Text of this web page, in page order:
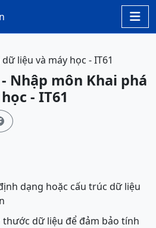

liệu và máy học - IT61
- Nhập môn Khai phá
- IT61
dạng hoặc cấu trúc dữ liệu
dữ liệu để đảm bảo tính